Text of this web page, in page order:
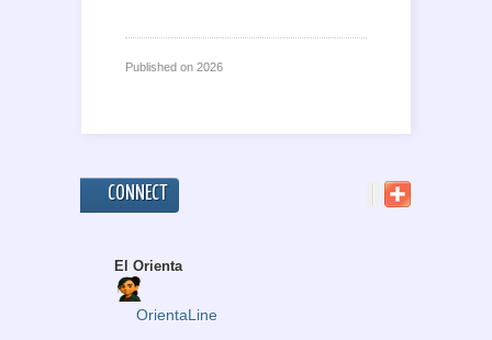
Published on 2026
CONNECT
El Orienta
OrientaLine